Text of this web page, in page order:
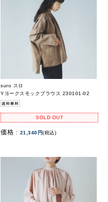
suro スロ
Yヨークスモックブラウス 230101-02
SOLD OUT
価格 : 21,340円(税込)